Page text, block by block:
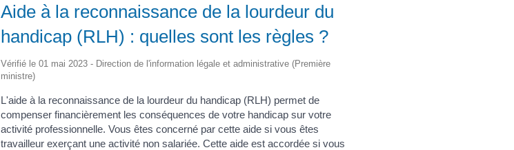
Aide à la reconnaissance de la lourdeur du
handicap (RLH) : quelles sont les règles ?
Vérifié le 01 mai 2023 - Direction de l'information légale et administrative (Première
ministre)
L'aide à la reconnaissance de la lourdeur du handicap (RLH) permet de
compenser financièrement les conséquences de votre handicap sur votre
activité professionnelle. Vous êtes concerné par cette aide si vous êtes
travailleur exerçant une activité non salariée. Cette aide est accordée si vous